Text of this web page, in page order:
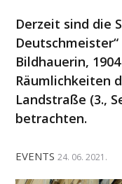
Derzeit sind die
Bildhauerin,
Räumlichkeiten
Landstraße (3.,
betrachten.
EVENTS 24. 06. 2021.